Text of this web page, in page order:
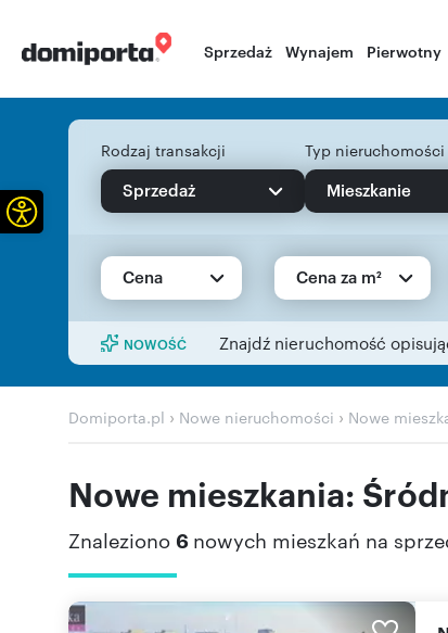
Sprzedaż Wynajem Pierwotny
Rodzaj transakcji
Sprzedaż
Typ nieruchomości
Mieszkanie
Cena Cena za m²
NOWOŚĆ Znajdź nieruchomość
Domiporta.pl › Nowe nieruchomości › Nowe
Nowe mieszkania:
Znaleziono 6 nowych mieszkań na
Otwórz pasek narzędzi